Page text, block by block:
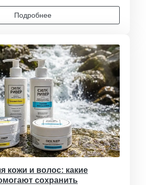
Подробнее
кожи и волос: какие
сохранить